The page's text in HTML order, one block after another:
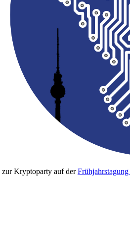
zur Kryptoparty auf der